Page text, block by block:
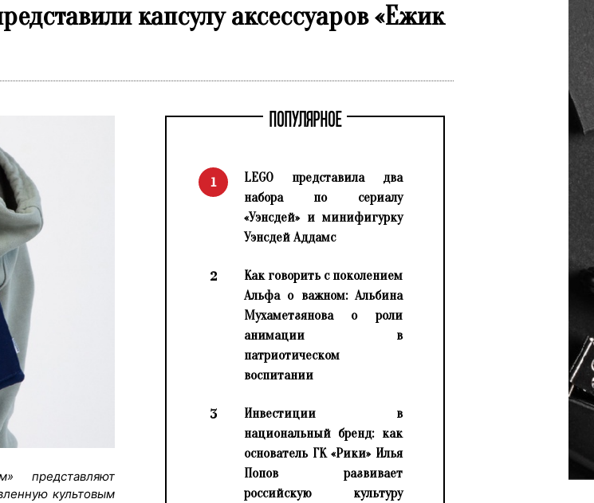
капсулу аксессуаров «Ежик
представляют
культовым
ПОПУЛЯРНОЕ
1
LEGO представила два
набора по сериалу
«Уэнсдей» и минифигурку
Уэнсдей Аддамс
2
Как говорить с поколением
Альфа о важном: Альбина
Мухаметзянова о роли
анимации в
патриотическом
воспитании
3
Инвестиции в
национальный бренд: как
основатель ГК «Рики» Илья
Попов развивает
российскую культуру